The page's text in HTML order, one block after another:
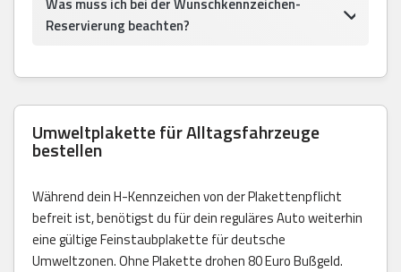
Reservierung beachten?
Umweltplakette für Alltagsfahrzeuge
bestellen
Während dein H-Kennzeichen von der Plakettenpflicht
befreit ist, benötigst du für dein reguläres Auto weiterhin
eine gültige Feinstaubplakette für deutsche
Umweltzonen. Ohne Plakette drohen 80 Euro Bußgeld.